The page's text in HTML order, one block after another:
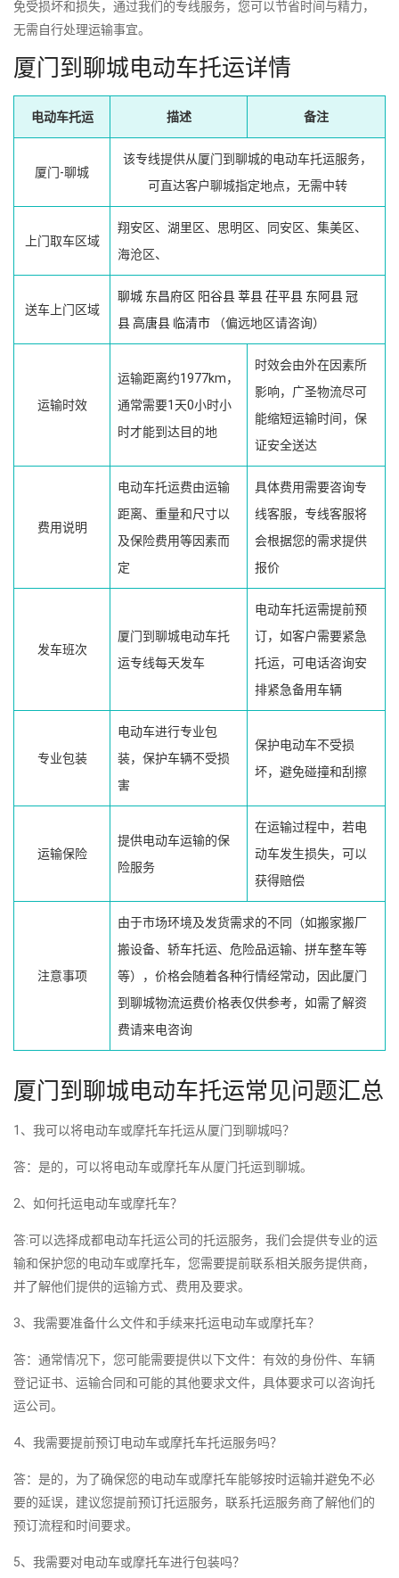
免受损坏和损失，通过我们的专线服务，您可以节省时间与精力，
无需自行处理运输事宜。
厦门到聊城电动车托运详情
电动车托运 描述 备注
厦门-聊城
该专线提供从厦门到聊城的电动车托运服务，
可直达客户聊城指定地点，无需中转
上门取车区域
翔安区、湖里区、思明区、同安区、集美区、
海沧区、
送车上门区域
聊城 东昌府区 阳谷县莘县茌平县 东阿县冠
县高唐县 临清市 （偏远地区请咨询）
运输时效
运输距离约1977km，
通常需要1天0小时小
时才能到达目的地
时效会由外在因素所
影响，广圣物流尽可
能缩短运输时间，保
证安全送达
费用说明
电动车托运费由运输
距离、重量和尺寸以
及保险费用等因素而
定
具体费用需要咨询专
线客服，专线客服将
会根据您的需求提供
报价
发车班次
厦门到聊城电动车托
运专线每天发车
电动车托运需提前预
订，如客户需要紧急
托运，可电话咨询安
排紧急备用车辆
专业包装
电动车进行专业包
装，保护车辆不受损
害
保护电动车不受损
坏，避免碰撞和刮擦
运输保险
提供电动车运输的保
险服务
在运输过程中，若电
动车发生损失，可以
获得赔偿
注意事项
由于市场环境及发货需求的不同（如搬家搬厂
搬设备、轿车托运、危险品运输、拼车整车等
等），价格会随着各种行情经常动，因此厦门
到聊城物流运费价格表仅供参考，如需了解资
费请来电咨询
厦门到聊城电动车托运常见问题汇总
1、我可以将电动车或摩托车托运从厦门到聊城吗？
答：是的，可以将电动车或摩托车从厦门托运到聊城。
2、如何托运电动车或摩托车？
答:可以选择成都电动车托运公司的托运服务，我们会提供专业的运
输和保护您的电动车或摩托车，您需要提前联系相关服务提供商，
并了解他们提供的运输方式、费用及要求。
3、我需要准备什么文件和手续来托运电动车或摩托车？
答：通常情况下，您可能需要提供以下文件：有效的身份件、车辆
登记证书、运输合同和可能的其他要求文件，具体要求可以咨询托
运公司。
4、我需要提前预订电动车或摩托车托运服务吗？
答：是的，为了确保您的电动车或摩托车能够按时运输并避免不必
要的延误，建议您提前预订托运服务，联系托运服务商了解他们的
预订流程和时间要求。
5、我需要对电动车或摩托车进行包装吗？